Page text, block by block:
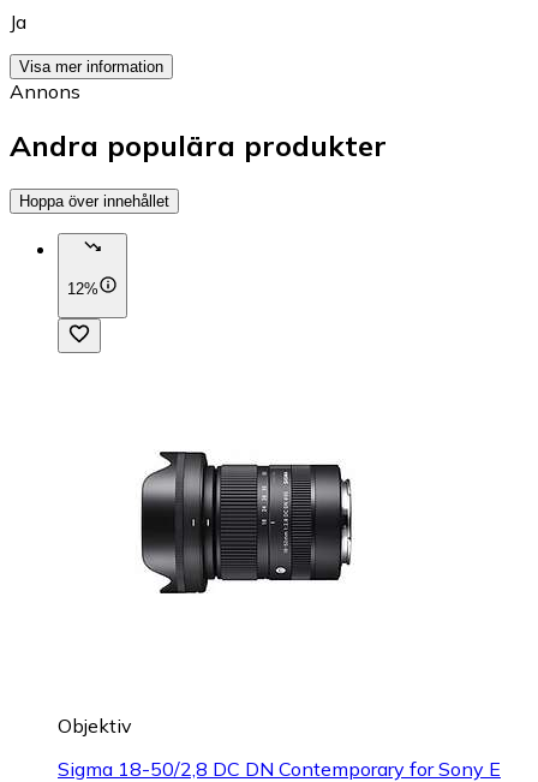
Ja
Visa mer information
Annons
Andra populära produkter
Hoppa över innehållet
12%
Objektiv
Sigma 18-50/2,8 DC DN Contemporary for Sony E